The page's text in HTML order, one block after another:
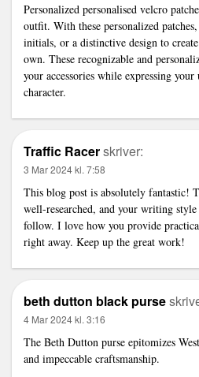
Personalized personalised velcro
outfit. With these personalized
initials, or a distinctive design to
own. These recognizable and
your accessories while expressing
character.
Traffic Racerskriver:
3 Mar 2024 kl. 7:58
This blog post is absolutely fantastic!
well-researched, and your writing
follow. I love how you provide
right away. Keep up the great work!
beth dutton black purse
4 Mar 2024 kl. 3:16
The Beth Dutton purse epitomizes
and impeccable craftsmanship.